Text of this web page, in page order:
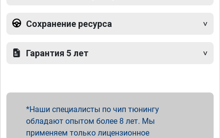
Сохранение ресурса
Гарантия 5 лет
Наши специалисты по чип тюнингу
обладают опытом более 8 лет. Мы
применяем только лицензионное